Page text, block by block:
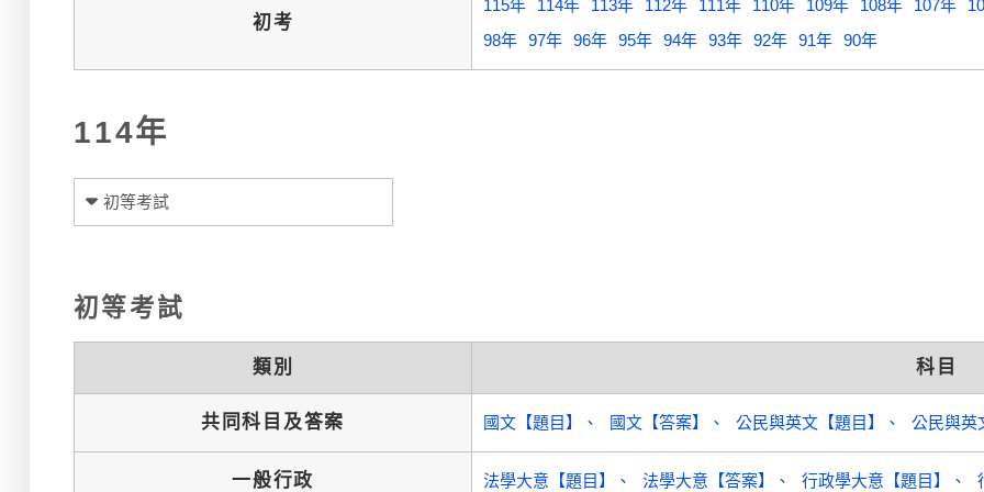
初考
115年 114年 113年 112年 111年 110年 109年 108年 107年
98年 97年 96年 95年 94年 93年 92年 91年 90年
114年
初等考試
初等考試
類別 科目
共同科目及答案 國文【題目】 國文【答案】 公民與英文【題目】 公民與英
一般行政 法學大意【題目】 法學大意【答案】 行政學大意【題目】